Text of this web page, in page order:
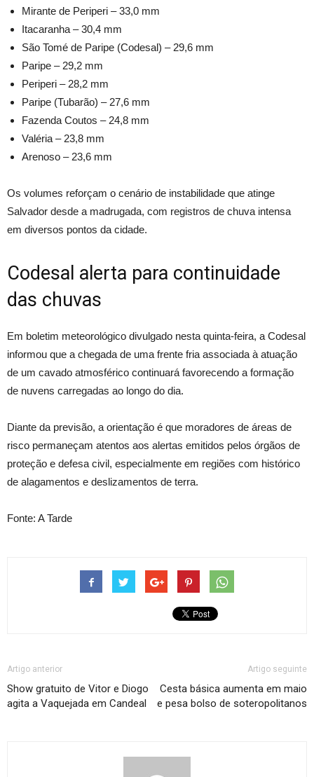
Mirante de Periperi – 33,0 mm
Itacaranha – 30,4 mm
São Tomé de Paripe (Codesal) – 29,6 mm
Paripe – 29,2 mm
Periperi – 28,2 mm
Paripe (Tubarão) – 27,6 mm
Fazenda Coutos – 24,8 mm
Valéria – 23,8 mm
Arenoso – 23,6 mm
Os volumes reforçam o cenário de instabilidade que atinge
Salvador desde a madrugada, com registros de chuva intensa
em diversos pontos da cidade.
Codesal alerta para continuidade
das chuvas
Em boletim meteorológico divulgado nesta quinta-feira, a Codesal
informou que a chegada de uma frente fria associada à atuação
de um cavado atmosférico continuará favorecendo a formação
de nuvens carregadas ao longo do dia.
Diante da previsão, a orientação é que moradores de áreas de
risco permaneçam atentos aos alertas emitidos pelos órgãos de
proteção e defesa civil, especialmente em regiões com histórico
de alagamentos e deslizamentos de terra.
Fonte: A Tarde
Artigo anterior
Show gratuito de Vitor e Diogo
agita a Vaquejada em Candeal
Artigo seguinte
Cesta básica aumenta em maio
e pesa bolso de soteropolitanos